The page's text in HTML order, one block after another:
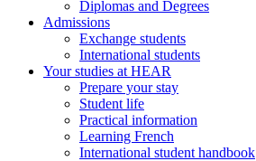
Diplomas and Degrees
Admissions
Exchange students
International students
Your studies at HEAR
Prepare your stay
Student life
Practical information
Learning French
International student handbook